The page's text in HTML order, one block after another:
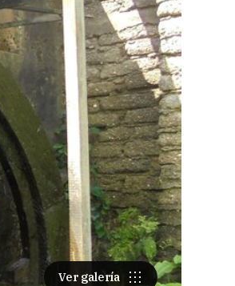
Twitter
LinkedIn
Ver galería